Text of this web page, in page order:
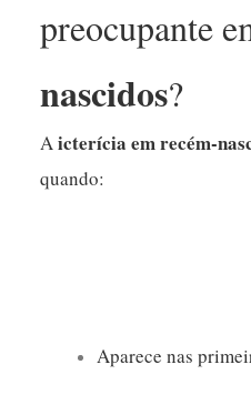
preocupante
nascidos?
Aicterícia em recém-
quando:
Aparece nas